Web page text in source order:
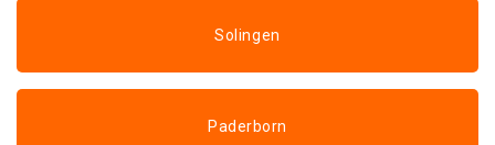
Solingen
Paderborn